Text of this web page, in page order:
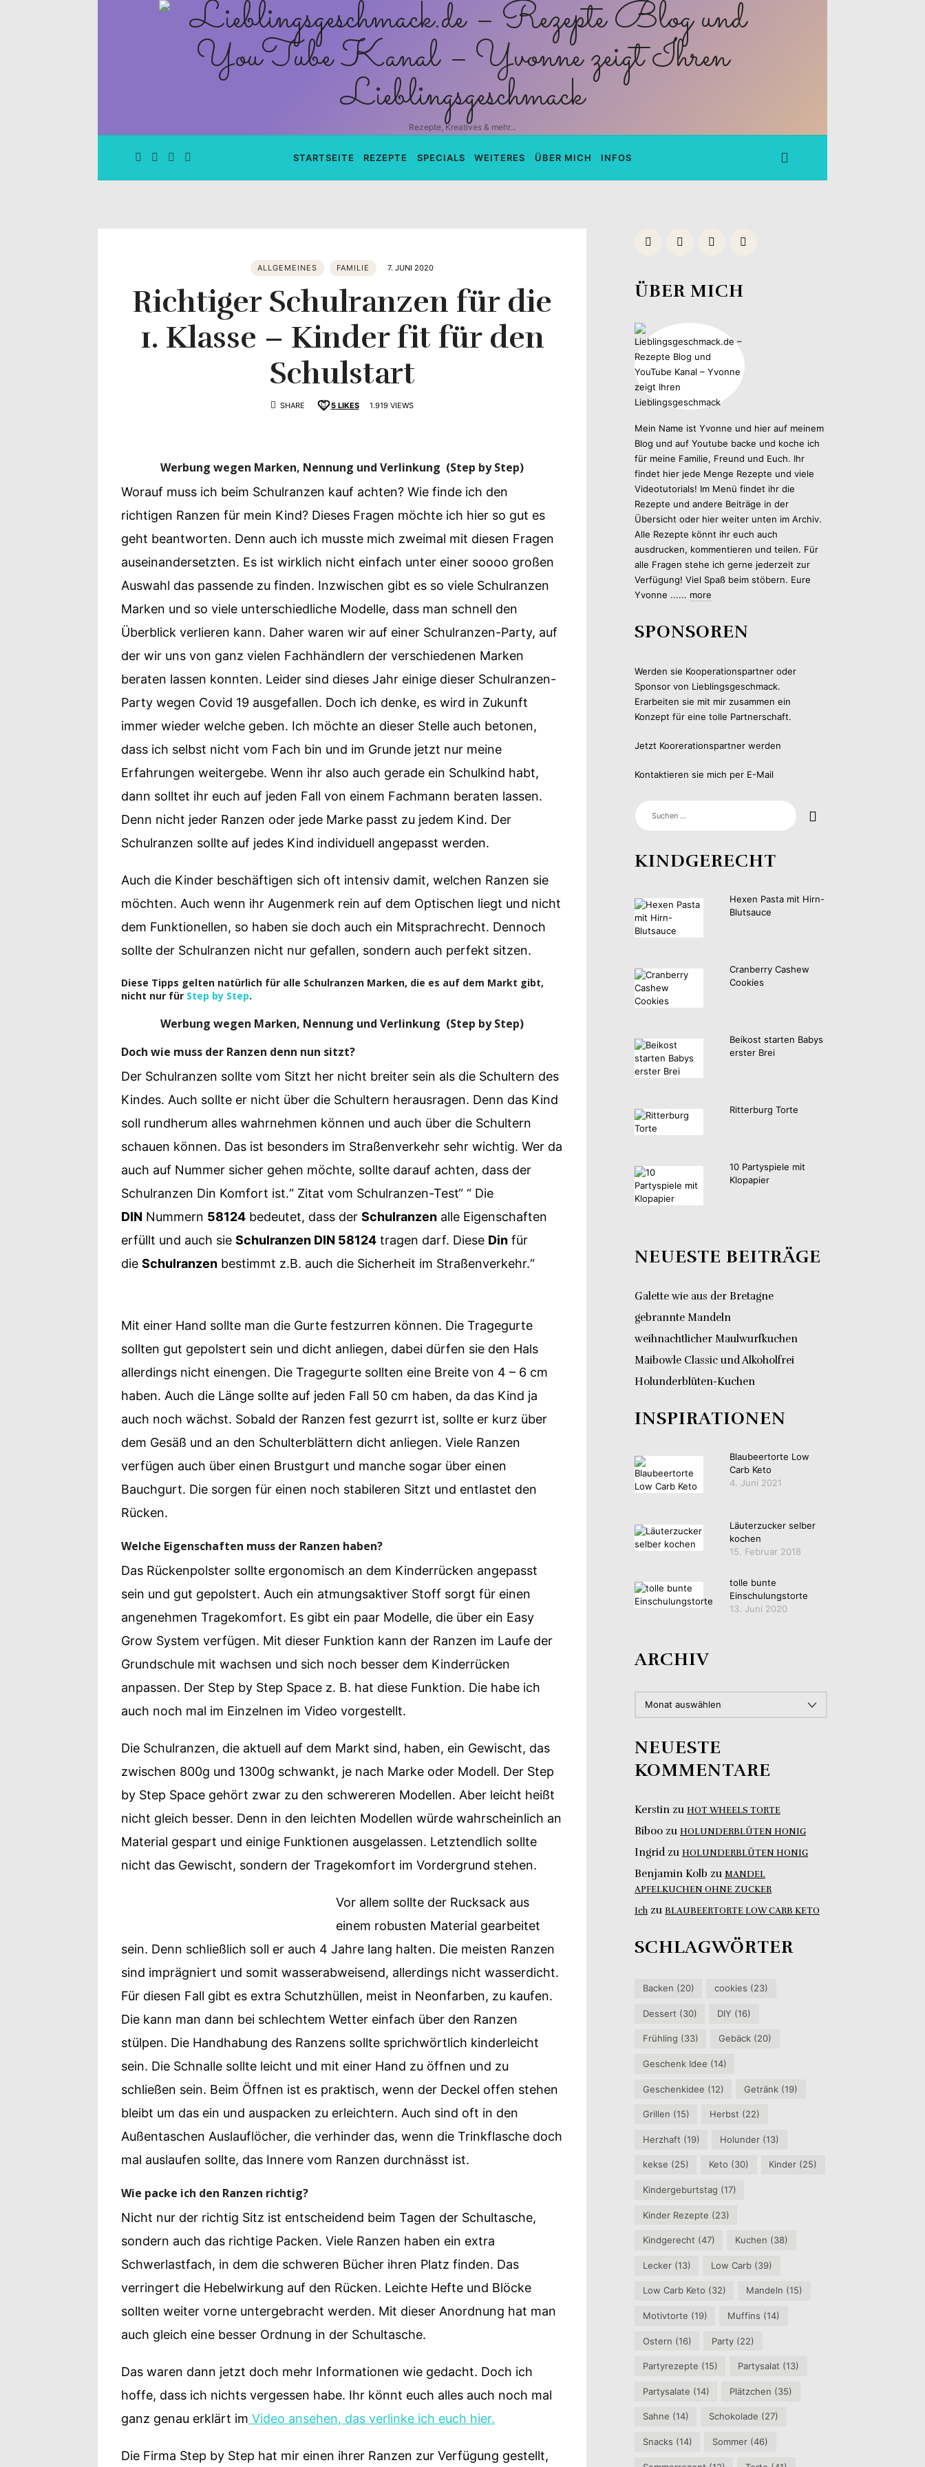
Lieblingsgeschmack.de
Rezepte
Blog
und
Kanal
–
Yvonne
zeigt
Rezepte, Kreatives & mehr...
STARTSEITE REZEPTE SPECIALS WEITERES ÜBER MICH INFOS
ALLGEMEINES FAMILIE 7. JUNI 2020
Richtiger Schulranzen für die
1. Klasse – Kinder fit für den
Schulstart
SHARE 5 LIKES 1.919 VIEWS
Werbung wegen Marken, Nennung und Verlinkung (Step by Step)
Worauf muss ich beim Schulranzen kauf achten? Wie finde ich den
richtigen Ranzen für mein Kind? Dieses Fragen möchte ich hier so gut es
geht beantworten. Denn auch ich musste mich zweimal mit diesen Fragen
auseinandersetzten. Es ist wirklich nicht einfach unter einer soooo großen
Auswahl das passende zu finden. Inzwischen gibt es so viele Schulranzen
Marken und so viele unterschiedliche Modelle, dass man schnell den
Überblick verlieren kann. Daher waren wir auf einer Schulranzen-Party, auf
der wir uns von ganz vielen Fachhändlern der verschiedenen Marken
beraten lassen konnten. Leider sind dieses Jahr einige dieser Schulranzen-
Party wegen Covid 19 ausgefallen. Doch ich denke, es wird in Zukunft
immer wieder welche geben. Ich möchte an dieser Stelle auch betonen,
dass ich selbst nicht vom Fach bin und im Grunde jetzt nur meine
Erfahrungen weitergebe. Wenn ihr also auch gerade ein Schulkind habt,
dann solltet ihr euch auf jeden Fall von einem Fachmann beraten lassen.
Denn nicht jeder Ranzen oder jede Marke passt zu jedem Kind. Der
Schulranzen sollte auf jedes Kind individuell angepasst werden.
Auch die Kinder beschäftigen sich oft intensiv damit, welchen Ranzen sie
möchten. Auch wenn ihr Augenmerk rein auf dem Optischen liegt und nicht
dem Funktionellen, so haben sie doch auch ein Mitsprachrecht. Dennoch
sollte der Schulranzen nicht nur gefallen, sondern auch perfekt sitzen.
Diese Tipps gelten natürlich für alle Schulranzen Marken, die es auf dem Markt gibt,
nicht nur für Step by Step.
Werbung wegen Marken, Nennung und Verlinkung (Step by Step)
Doch wie muss der Ranzen denn nun sitzt?
Der Schulranzen sollte vom Sitzt her nicht breiter sein als die Schultern des
Kindes. Auch sollte er nicht über die Schultern herausragen. Denn das Kind
soll rundherum alles wahrnehmen können und auch über die Schultern
schauen können. Das ist besonders im Straßenverkehr sehr wichtig. Wer da
auch auf Nummer sicher gehen möchte, sollte darauf achten, dass der
Schulranzen Din Komfort ist.“ Zitat vom Schulranzen-Test“ “ Die
DIN Nummern 58124 bedeutet, dass derSchulranzen alle Eigenschaften
erfüllt und auch sieSchulranzen DIN 58124 tragen darf. Diese Din für
dieSchulranzen bestimmt z.B. auch die Sicherheit im Straßenverkehr.“
Mit einer Hand sollte man die Gurte festzurren können. Die Tragegurte
sollten gut gepolstert sein und dicht anliegen, dabei dürfen sie den Hals
allerdings nicht einengen. Die Tragegurte sollten eine Breite von 4 – 6 cm
haben. Auch die Länge sollte auf jeden Fall 50 cm haben, da das Kind ja
auch noch wächst. Sobald der Ranzen fest gezurrt ist, sollte er kurz über
dem Gesäß und an den Schulterblättern dicht anliegen. Viele Ranzen
verfügen auch über einen Brustgurt und manche sogar über einen
Bauchgurt. Die sorgen für einen noch stabileren Sitzt und entlastet den
Rücken.
Welche Eigenschaften muss der Ranzen haben?
Das Rückenpolster sollte ergonomisch an dem Kinderrücken angepasst
sein und gut gepolstert. Auch ein atmungsaktiver Stoff sorgt für einen
angenehmen Tragekomfort. Es gibt ein paar Modelle, die über ein Easy
Grow System verfügen. Mit dieser Funktion kann der Ranzen im Laufe der
Grundschule mit wachsen und sich noch besser dem Kinderrücken
anpassen. Der Step by Step Space z. B. hat diese Funktion. Die habe ich
auch noch mal im Einzelnen im Video vorgestellt.
Die Schulranzen, die aktuell auf dem Markt sind, haben, ein Gewischt, das
zwischen 800g und 1300g schwankt, je nach Marke oder Modell. Der Step
by Step Space gehört zwar zu den schwereren Modellen. Aber leicht heißt
nicht gleich besser. Denn in den leichten Modellen würde wahrscheinlich an
Material gespart und einige Funktionen ausgelassen. Letztendlich sollte
nicht das Gewischt, sondern der Tragekomfort im Vordergrund stehen.
Vor allem sollte der Rucksack aus
einem robusten Material gearbeitet
sein. Denn schließlich soll er auch 4 Jahre lang halten. Die meisten Ranzen
sind imprägniert und somit wasserabweisend, allerdings nicht wasserdicht.
Für diesen Fall gibt es extra Schutzhüllen, meist in Neonfarben, zu kaufen.
Die kann man dann bei schlechtem Wetter einfach über den Ranzen
stülpen. Die Handhabung des Ranzens sollte sprichwörtlich kinderleicht
sein. Die Schnalle sollte leicht und mit einer Hand zu öffnen und zu
schließen sein. Beim Öffnen ist es praktisch, wenn der Deckel offen stehen
bleibt um das ein und auspacken zu erleichtern. Auch sind oft in den
Außentaschen Auslauflöcher, die verhinder das, wenn die Trinkflasche doch
mal auslaufen sollte, das Innere vom Ranzen durchnässt ist.
Wie packe ich den Ranzen richtig?
Nicht nur der richtig Sitz ist entscheidend beim Tagen der Schultasche,
sondern auch das richtige Packen. Viele Ranzen haben ein extra
Schwerlastfach, in dem die schweren Bücher ihren Platz finden. Das
verringert die Hebelwirkung auf den Rücken. Leichte Hefte und Blöcke
sollten weiter vorne untergebracht werden. Mit dieser Anordnung hat man
auch gleich eine besser Ordnung in der Schultasche.
Das waren dann jetzt doch mehr Informationen wie gedacht. Doch ich
hoffe, dass ich nichts vergessen habe. Ihr könnt euch alles auch noch mal
ganz genau erklärt im Video ansehen, das verlinke ich euch hier.
Die Firma Step by Step hat mir einen ihrer Ranzen zur Verfügung gestellt,
ÜBER MICH
Mein Name ist Yvonne und hier auf meinem
Blog und auf Youtube backe und koche ich
für meine Familie, Freund und Euch. Ihr
findet hier jede Menge Rezepte und viele
Videotutorials! Im Menü findet ihr die
Rezepte und andere Beiträge in der
Übersicht oder hier weiter unten im Archiv.
Alle Rezepte könnt ihr euch auch
ausdrucken, kommentieren und teilen. Für
alle Fragen stehe ich gerne jederzeit zur
Verfügung! Viel Spaß beim stöbern. Eure
Yvonne ...... more
SPONSOREN
Werden sie Kooperationspartner oder
Sponsor von Lieblingsgeschmack.
Erarbeiten sie mit mir zusammen ein
Konzept für eine tolle Partnerschaft.
Jetzt Koorerationspartner werden
Kontaktieren sie mich per E-Mail
SUCHEN
NACH:
KINDGERECHT
Hexen Pasta mit Hirn-
Blutsauce
Cranberry Cashew
Cookies
Beikost starten Babys
erster Brei
Ritterburg Torte
10 Partyspiele mit
Klopapier
NEUESTE BEITRÄGE
Galette wie aus der Bretagne
gebrannte Mandeln
weihnachtlicher Maulwurfkuchen
Maibowle Classic und Alkoholfrei
Holunderblüten-Kuchen
INSPIRATIONEN
Blaubeertorte Low
Carb Keto
4. Juni 2021
Läuterzucker selber
kochen
15. Februar 2018
tolle bunte
Einschulungstorte
13. Juni 2020
ARCHIV
NEUESTE
KOMMENTARE
Kerstin zu HOT WHEELS TORTE
Biboo zu HOLUNDERBLÜTEN HONIG
Ingrid zu HOLUNDERBLÜTEN HONIG
Benjamin Kolb zu MANDEL
APFELKUCHEN OHNE ZUCKER
Ich zu BLAUBEERTORTE LOW CARB KETO
SCHLAGWÖRTER
Backen (20) cookies (23)
Dessert (30) DIY (16)
Frühling (33) Gebäck (20)
Geschenk Idee (14)
Geschenkidee (12) Getränk (19)
Grillen (15) Herbst (22)
Herzhaft (19) Holunder (13)
kekse (25) Keto (30) Kinder (25)
Kindergeburtstag (17)
Kinder Rezepte (23)
Kindgerecht (47) Kuchen (38)
Lecker(13) Low Carb (39)
Low Carb Keto (32) Mandeln (15)
Motivtorte (19) Muffins (14)
Ostern (16) Party (22)
Partyrezepte (15) Partysalat (13)
Partysalate (14) Plätzchen (35)
Sahne (14) Schokolade (27)
Snacks (14) Sommer (46)